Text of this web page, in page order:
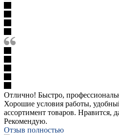
Отлично! Быстро,
Хорошие условия работы,
ассортимент товаров. Нравится,
Рекомендую.
Отзыв полностью